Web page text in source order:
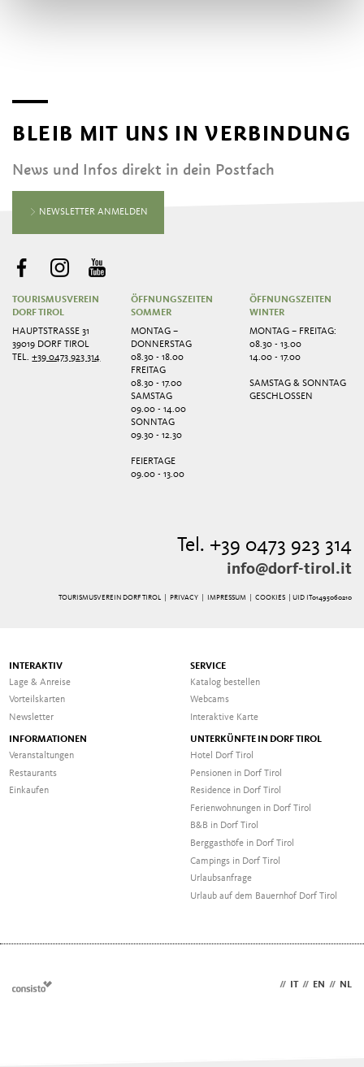
BLEIB MIT UNS IN VERBINDUNG
News und Infos direkt in dein Postfach
NEWSLETTER ANMELDEN
TOURISMUSVEREIN
DORF TIROL
HAUPTSTRASSE 31
39019 DORF TIROL
TEL.+39 0473 923 314
ÖFFNUNGSZEITEN
SOMMER
MONTAG –
DONNERSTAG
08.30 - 18.00
FREITAG
08.30 - 17.00
SAMSTAG
09.00 - 14.00
SONNTAG
09.30 - 12.30
FEIERTAGE
09.00 - 13.00
ÖFFNUNGSZEITEN
WINTER
MONTAG – FREITAG:
08.30 - 13.00
14.00 - 17.00
SAMSTAG & SONNTAG
GESCHLOSSEN
Tel. +39 0473 923 314
info@dorf-tirol.it
TOURISMUSVEREIN DORF TIROL | PRIVACY| IMPRESSUM| COOKIES | UID IT01495060210
INTERAKTIV
Lage & Anreise
Vorteilskarten
Newsletter
SERVICE
Katalog bestellen
Webcams
Interaktive Karte
INFORMATIONEN
Veranstaltungen
Restaurants
Einkaufen
UNTERKÜNFTE IN DORF TIROL
Hotel Dorf Tirol
Pensionen in Dorf Tirol
Residence in Dorf Tirol
Ferienwohnungen in Dorf Tirol
B&B in Dorf Tirol
Berggasthöfe in Dorf Tirol
Campings in Dorf Tirol
Urlaubsanfrage
Urlaub auf dem Bauernhof Dorf Tirol
// // EN // NL